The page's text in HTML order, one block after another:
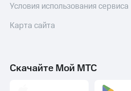
Условия использования сервиса
Карта сайта
Скачайте Мой МТС